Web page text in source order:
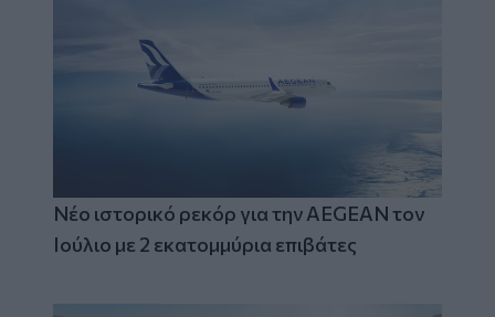
Νέο ιστορικό ρεκόρ για την AEGEAN τον
Ιούλιο με 2 εκατομμύρια επιβάτες